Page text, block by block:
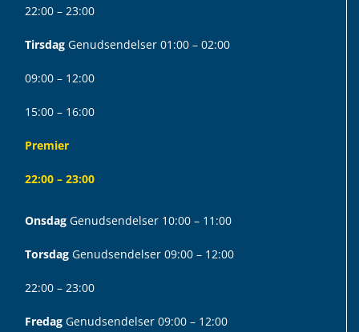
22:00 – 23:00
Tirsdag Genudsendelser 01:00 – 02:00
09:00 – 12:00
15:00 – 16:00
Premier
22:00 – 23:00
Onsdag Genudsendelser 10:00 – 11:00
Torsdag Genudsendelser 09:00 – 12:00
22:00 – 23:00
Fredag Genudsendelser 09:00 – 12:00